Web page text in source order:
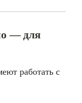
— для
работать с